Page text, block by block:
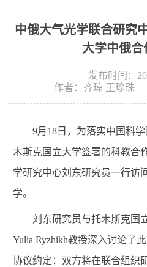
中俄大气光学联合研究
大学中俄合
发布时间：
作者： 齐琼 王珍珠
9月 18 日，为落实中国科
木斯克国立大学签署的科教合
学研究中心刘东研究员一行访
学。
刘东研究员与托木斯克国
Yulia Ryzhikh教授深入讨论了
协议约定：双方将在联合组织